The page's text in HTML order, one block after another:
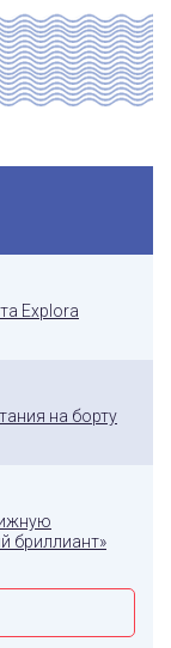
Explora
на борту
бриллиант»